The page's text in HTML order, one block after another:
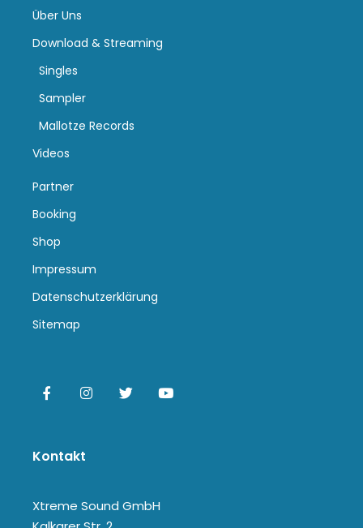
Über Uns
Download & Streaming
Singles
Sampler
Mallotze Records
Videos
Partner
Booking
Shop
Impressum
Datenschutzerklärung
Sitemap
Kontakt
Xtreme Sound GmbH